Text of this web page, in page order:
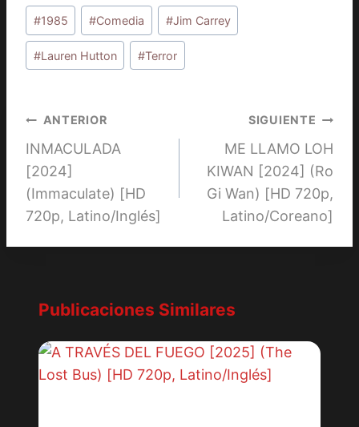
Etiquetas
de
la
#1985 #Comedia #Jim Carrey
#Lauren Hutton #Terror
Navegación
de
entradas
ANTERIOR
INMACULADA
[2024]
(Immaculate) [HD
720p, Latino/Inglés]
SIGUIENTE
ME LLAMO LOH
KIWAN [2024] (Ro
Gi Wan) [HD 720p,
Latino/Coreano]
Publicaciones Similares